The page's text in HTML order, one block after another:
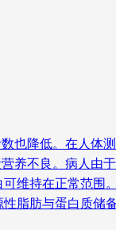
也降低。在人体
养不良。病人由
维持在正常范围
脂肪与蛋白质储